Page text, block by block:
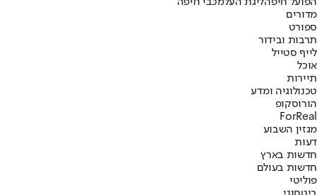
מדורים
ספורט
תרבות ובידור
לייף סטייל
אוכל
תיירות
טכנולוגיה ומדע
הורוסקופ
ForReal
מגזין השבוע
דעות
חדשות בארץ
חדשות בעולם
פוליטי